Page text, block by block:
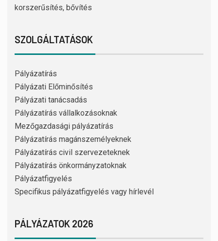
korszerűsítés, bővítés
SZOLGÁLTATÁSOK
Pályázatírás
Pályázati Előminősítés
Pályázati tanácsadás
Pályázatírás vállalkozásoknak
Mezőgazdasági pályázatírás
Pályázatírás magánszemélyeknek
Pályázatírás civil szervezeteknek
Pályázatírás önkormányzatoknak
Pályázatfigyelés
Specifikus pályázatfigyelés vagy hírlevél
PÁLYÁZATOK 2026